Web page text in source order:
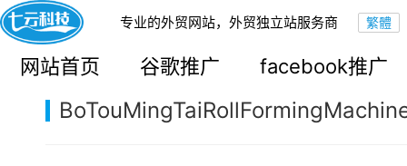
专业的外贸网站，外贸独立站服务商
网站首页 谷歌推广 facebook推广
您的当前位置： 网站首页>案例展示>B2B外贸独立站